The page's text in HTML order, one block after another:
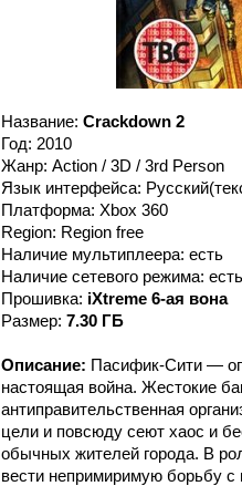
Название: Crackdown 2
Год: 2010
Жанр: Action / 3D / 3rd Person
Язык интерфейса:
Платформа: Xbox 360
Region: Region free
Наличие мультиплеера: есть
Наличие сетевого режима: есть
Прошивка: iXtreme 6-ая вона
Размер: 7.30 ГБ
Описание: Пасифик-Сити —
настоящая война. Жестокие
антиправительственная
цели и повсюду сеют хаос и
обычных жителей города. В
вести непримиримую борьбу с